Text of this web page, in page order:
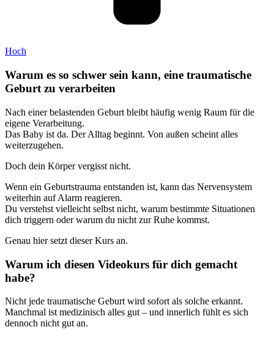
Hoch
Warum es so schwer sein kann, eine traumatische
Geburt zu verarbeiten
Nach einer belastenden Geburt bleibt häufig wenig Raum für die
eigene Verarbeitung.
Das Baby ist da. Der Alltag beginnt. Von außen scheint alles
weiterzugehen.
Doch dein Körper vergisst nicht.
Wenn ein Geburtstrauma entstanden ist, kann das Nervensystem
weiterhin auf Alarm reagieren.
Du verstehst vielleicht selbst nicht, warum bestimmte Situationen
dich triggern oder warum du nicht zur Ruhe kommst.
Genau hier setzt dieser Kurs an.
Warum ich diesen Videokurs für dich gemacht
habe?
Nicht jede traumatische Geburt wird sofort als solche erkannt.
Manchmal ist medizinisch alles gut – und innerlich fühlt es sich
dennoch nicht gut an.